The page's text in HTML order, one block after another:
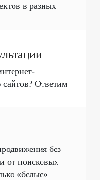
в разных
сайтов? Ответим
без
от поисковых
«белые»